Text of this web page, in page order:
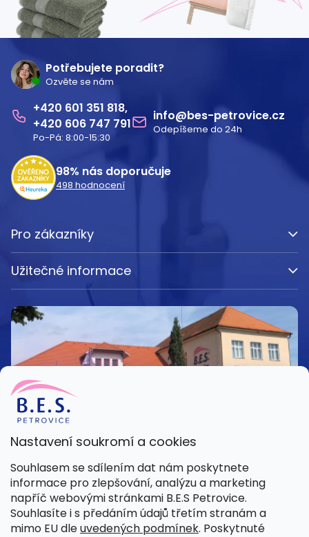
Nastavení soukromí a cookies
Souhlasem se sdílením dat nám poskytnete
informace pro zlepšování, analýzu a marketing
napříč webovými stránkami B.E.S Petrovice.
Souhlasíte i s předáním údajů třetím stranám a
mimo EU dleuvedených podmínek. Poskytnuté
Potřebujete poradit?
Ozvěte se nám
601 351 818
606 747 791
Po-Pá: 8:00-15:30
info@bes-petrovice.cz
Odepíšeme do 24h
98% nás doporučuje
498 hodnocení
Pro zákazníky
Užitečné informace
Kamenná prodejna
Pondělí – Pátek 8:00 – 15:30
Petrovice 42, 262 55 Petrovice
Více informací